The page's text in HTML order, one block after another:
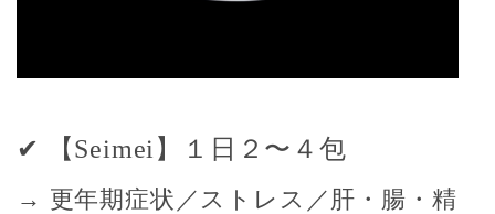
✔ 【Seimei】１日２〜４包
→ 更年期症状／ストレス／肝・腸・精